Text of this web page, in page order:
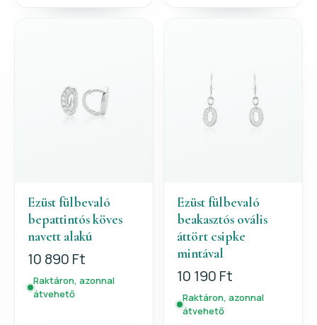
Ezüst fülbevaló
bepattintós köves
navett alakú
10 890 Ft
Raktáron, azonnal
átvehető
Ezüst fülbevaló
beakasztós ovális
áttört csipke
mintával
10 190 Ft
Raktáron, azonnal
átvehető